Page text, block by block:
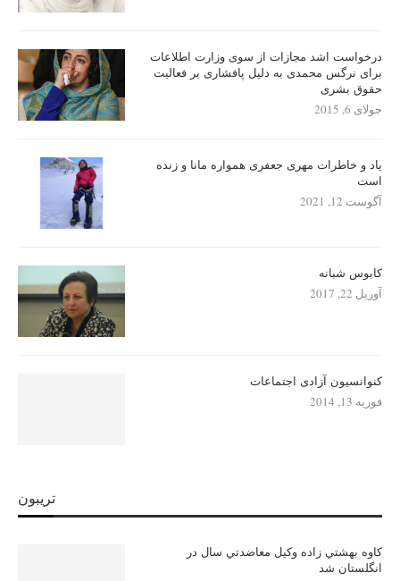
درخواست اشد مجازات از سوی وزارت اطلاعات
برای نرگس محمدی به دلیل پافشاری بر فعالیت
حقوق بشری
جولای 6, 2015
یاد و خاطرات مهری جعفری همواره مانا و زنده
است
آگوست 12, 2021
کابوس شبانه
آوریل 22, 2017
کنوانسیون آزادی اجتماعات
فوریه 13, 2014
تریبون
كاوه بهشتي زاده وكيل معاضدتي سال در
انگلستان شد